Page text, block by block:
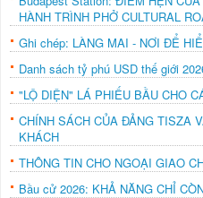
HÀNH TRÌNH PHỞ CULTURAL
Ghi chép: LÀNG MAI - NƠI ĐỂ
Danh sách tỷ phú USD thế giới
"LỘ DIỆN" LÁ PHIẾU BẦU CHO
CHÍNH SÁCH CỦA ĐẢNG TISZA
KHÁCH
THÔNG TIN CHO NGOẠI GIAO
Bầu cử 2026: KHẢ NĂNG CHỈ